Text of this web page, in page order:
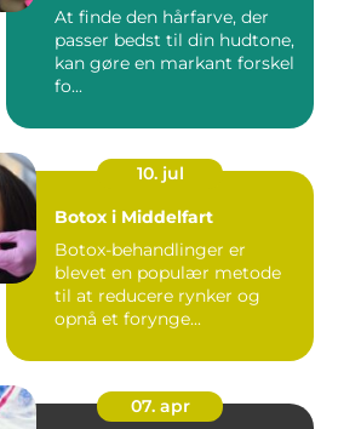
At finde den hårfarve, der
passer bedst til din hudtone,
kan gøre en markant forskel
fo...
10. jul
Botox i Middelfart
Botox-behandlinger er
blevet en populær metode
til at reducere rynker og
opnå et forynge...
07. apr